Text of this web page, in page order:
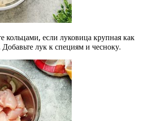
кольцами, если луковица крупная как
лук к специям и чесноку.